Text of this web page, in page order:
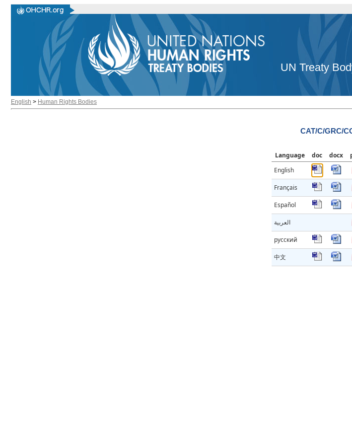
UN Treaty
English > Human Rights Bodies
CAT/C/GRC/
Language doc docx
English
Français
Español
العربية
русский
中文